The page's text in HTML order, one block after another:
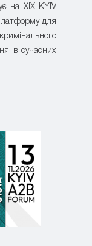
на XIX KYIV
для
в сучасних